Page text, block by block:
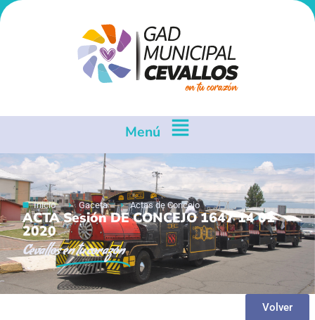
Menú
Inicio Gaceta Actas de Concejo
ACTA Sesión DE CONCEJO 1647 14 01
2020
Cevallosen tu corazón
Volver